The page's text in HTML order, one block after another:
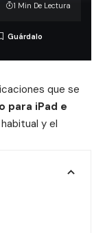
1 Min De Lectura
que se
para iPad e
y el